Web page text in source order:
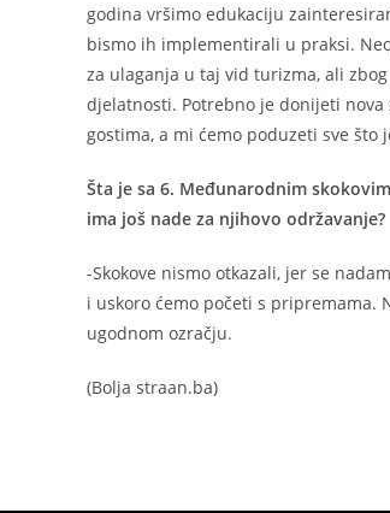
godina vršimo edukaciju
bismo ih implementirali u praksi.
za ulaganja u taj vid turizma, ali
djelatnosti. Potrebno je donijeti
gostima, a mi ćemo poduzeti sve
Šta je sa 6. Međunarodnim
ima još nade za njihovo održavanje?
-Skokove nismo otkazali, jer se
i uskoro ćemo početi s pripremama.
ugodnom ozračju.
(Bolja straan.ba)